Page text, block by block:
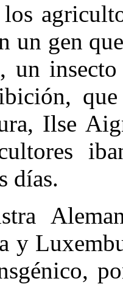
un gen
un
Ilse
días.
y